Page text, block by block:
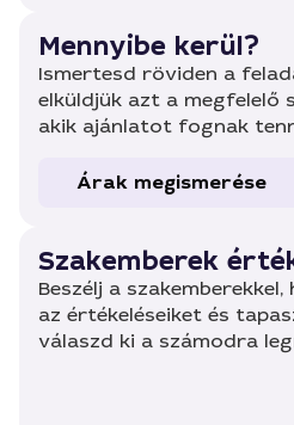
Mennyibe kerül?
Ismertesd röviden a
elküldjük azt a megfelelő
akik ajánlatot fognak
Árak megismerése
Szakemberek
Beszélj a
az értékeléseiket és
válaszd ki a számodra